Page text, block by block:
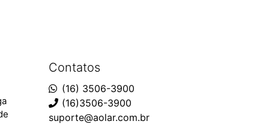
Contatos
(16) 3506-3900
(16)3506-3900
suporte@aolar.com.br